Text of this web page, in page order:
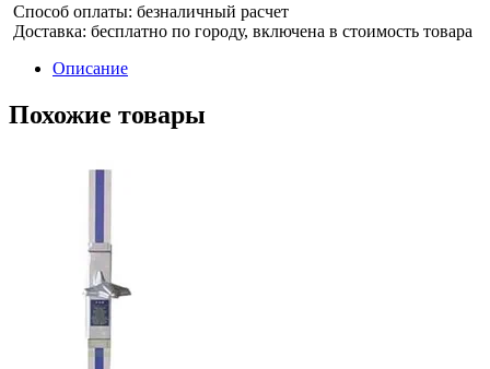
Способ оплаты: безналичный расчет
Доставка: бесплатно по городу, включена в стоимость товара
Описание
Похожие товары